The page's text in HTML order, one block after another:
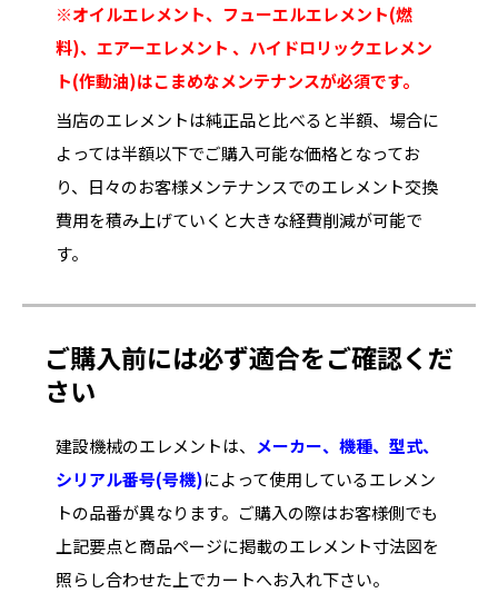
※オイルエレメント、フューエルエレメント(燃
料)、エアーエレメント 、ハイドロリックエレメン
ト(作動油)はこまめなメンテナンスが必須です。
当店のエレメントは純正品と比べると半額、場合に
よっては半額以下でご購入可能な価格となってお
り、日々のお客様メンテナンスでのエレメント交換
費用を積み上げていくと大きな経費削減が可能で
す。
ご購入前には必ず適合をご確認くだ
さい
建設機械のエレメントは、 メーカー、機種、型式、
シリアル番号(号機)によって使用しているエレメン
トの品番が異なります。ご購入の際はお客様側でも
上記要点と商品ページに掲載のエレメント寸法図を
照らし合わせた上でカートへお入れ下さい。